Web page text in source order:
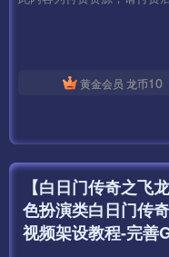
黄金会员 龙币10
【白日门传奇之飞
色扮演类白日门传
视频架设教程-完善